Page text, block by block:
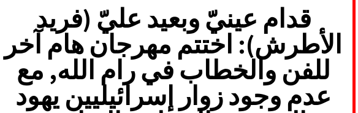
قدام عينيّ وبعيد عليّ (فريد
الأطرش): اختتم مهرجان هام آخر
للفن والخطاب في رام الله, مع
عدم وجود زوار إسرائيليين يهود